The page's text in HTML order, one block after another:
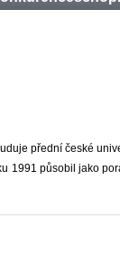
přední české
působil jako